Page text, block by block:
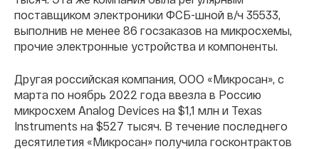
поставщиком электроники ФСБ-шной в/ч 35533,
выполнив не менее 86 госзаказов на микросхемы,
прочие электронные устройства и компоненты.
Другая российская компания, ООО «Микросан», с
марта по ноябрь 2022 года ввезла в Россию
микросхем Analog Devices на $1,1 млн и Texas
Instruments на $527 тысяч. В течение последнего
десятилетия «Микросан» получила госконтрактов